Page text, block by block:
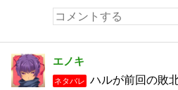
エノキ
ネタバレ
ハルが前回の敗